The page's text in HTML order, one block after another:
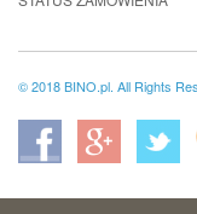
© 2018 BINO.pl. All Rights